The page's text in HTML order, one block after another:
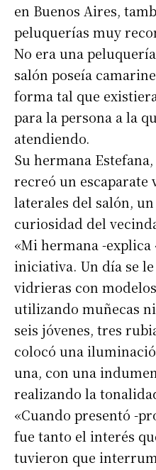
en Buenos Aires,
peluquerías muy
No era una
salón poseía
forma tal que
para la persona a la
atendiendo.
Su hermana
recreó un
laterales del salón,
curiosidad del
«Mi hermana -
iniciativa. Un día se
vidrieras con
utilizando muñecas
seis jóvenes, tres
colocó una
una, con una
realizando la
«Cuando presentó -
fue tanto el interés
tuvieron que